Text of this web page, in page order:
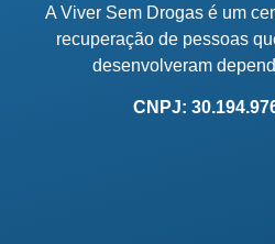
A Viver Sem Drogas é um
recuperação de pessoas
desenvolveram
CNPJ: